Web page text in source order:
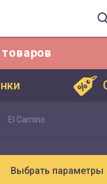
El Camino
Выбрать параметры